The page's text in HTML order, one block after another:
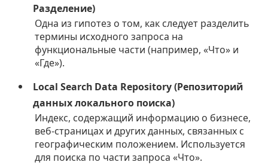
Разделение)
Одна из гипотез о том, как следует разделить
термины исходного запроса на
функциональные части (например, «Что» и
«Где»).
Local Search Data Repository (Репозиторий
данных локального поиска)
Индекс, содержащий информацию о бизнесе,
веб-страницах и других данных, связанных с
географическим положением. Используется
для поиска по части запроса «Что».